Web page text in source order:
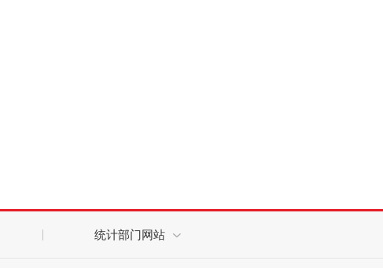
统计部门网站